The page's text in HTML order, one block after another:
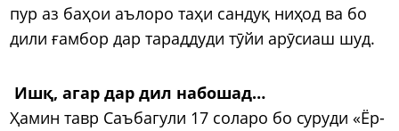
пур аз баҳои аълоро таҳи сандуқ ниҳод ва бо
дили ғамбор дар тараддуди тӯйи арӯсиаш шуд.
Ишқ, агар дар дил набошад…
Ҳамин тавр Саъбагули 17 соларо бо суруди «Ёр-